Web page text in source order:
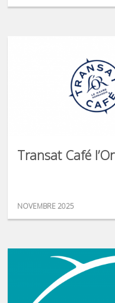
Transat Café l’Or
NOVEMBRE 2025